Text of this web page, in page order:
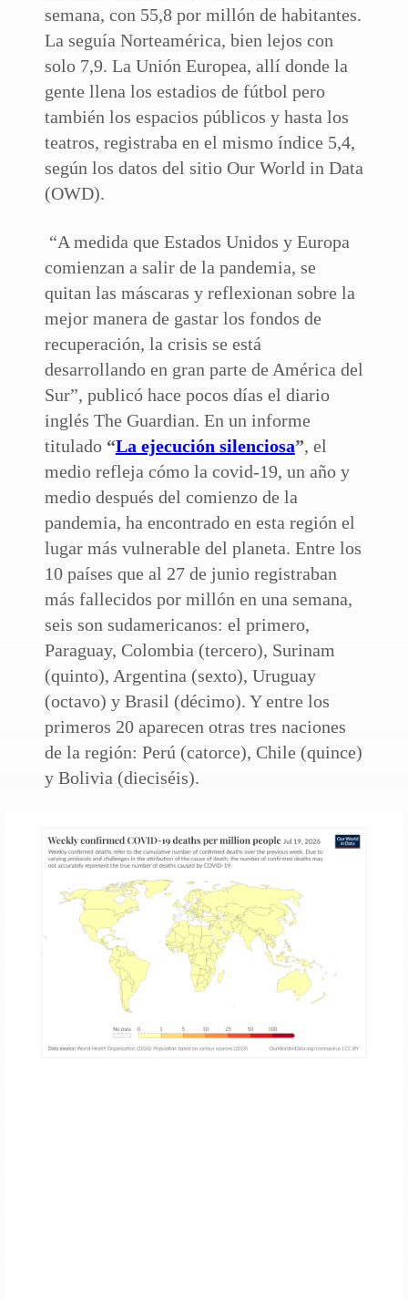
semana, con 55,8 por millón de habitantes.
La seguía Norteamérica, bien lejos con
solo 7,9. La Unión Europea, allí donde la
gente llena los estadios de fútbol pero
también los espacios públicos y hasta los
teatros, registraba en el mismo índice 5,4,
según los datos del sitio Our World in Data
(OWD).
“A medida que Estados Unidos y Europa
comienzan a salir de la pandemia, se
quitan las máscaras y reflexionan sobre la
mejor manera de gastar los fondos de
recuperación, la crisis se está
desarrollando en gran parte de América del
Sur”, publicó hace pocos días el diario
inglés The Guardian. En un informe
titulado “La ejecución silenciosa”, el
medio refleja cómo la covid-19, un año y
medio después del comienzo de la
pandemia, ha encontrado en esta región el
lugar más vulnerable del planeta. Entre los
10 países que al 27 de junio registraban
más fallecidos por millón en una semana,
seis son sudamericanos: el primero,
Paraguay, Colombia (tercero), Surinam
(quinto), Argentina (sexto), Uruguay
(octavo) y Brasil (décimo). Y entre los
primeros 20 aparecen otras tres naciones
de la región: Perú (catorce), Chile (quince)
y Bolivia (dieciséis).